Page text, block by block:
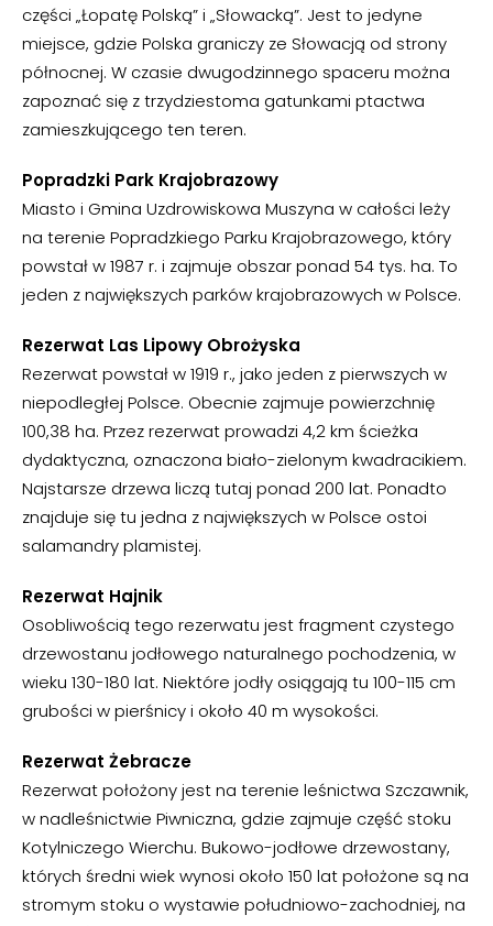
części „Łopatę Polską” i „Słowacką”. Jest to jedyne
miejsce, gdzie Polska graniczy ze Słowacją od strony
północnej. W czasie dwugodzinnego spaceru można
zapoznać się z trzydziestoma gatunkami ptactwa
zamieszkującego ten teren.
Popradzki Park Krajobrazowy
Miasto i Gmina Uzdrowiskowa Muszyna w całości leży
na terenie Popradzkiego Parku Krajobrazowego, który
powstał w 1987 r. i zajmuje obszar ponad 54 tys. ha. To
jeden z największych parków krajobrazowych w Polsce.
Rezerwat Las Lipowy Obrożyska
Rezerwat powstał w 1919 r., jako jeden z pierwszych w
niepodległej Polsce. Obecnie zajmuje powierzchnię
100,38 ha. Przez rezerwat prowadzi 4,2 km ścieżka
dydaktyczna, oznaczona biało-zielonym kwadracikiem.
Najstarsze drzewa liczą tutaj ponad 200 lat. Ponadto
znajduje się tu jedna z największych w Polsce ostoi
salamandry plamistej.
Rezerwat Hajnik
Osobliwością tego rezerwatu jest fragment czystego
drzewostanu jodłowego naturalnego pochodzenia, w
wieku 130-180 lat. Niektóre jodły osiągają tu 100-115 cm
grubości w pierśnicy i około 40 m wysokości.
Rezerwat Żebracze
Rezerwat położony jest na terenie leśnictwa Szczawnik,
w nadleśnictwie Piwniczna, gdzie zajmuje część stoku
Kotylniczego Wierchu. Bukowo-jodłowe drzewostany,
których średni wiek wynosi około 150 lat położone są na
stromym stoku o wystawie południowo-zachodniej, na